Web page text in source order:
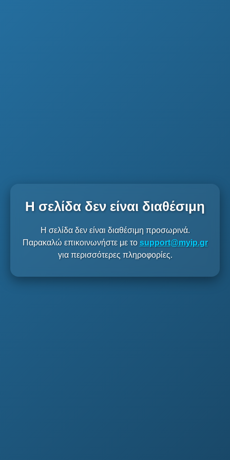
Η σελίδα δεν είναι διαθέσιμη
Η σελίδα δεν είναι διαθέσιμη προσωρινά.
Παρακαλώ επικοινωνήστε με το support@myip.gr
για περισσότερες πληροφορίες.